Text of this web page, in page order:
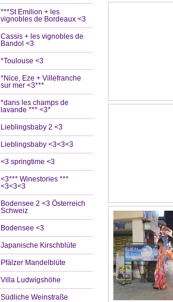
***St Emilion + les
vignobles de Bordeaux <3
Cassis + les vignobles de
Bandol <3
*Toulouse <3
*Nice, Eze + Villefranche
sur mer <3***
*dans les champs de
lavande *** <3*
Lieblingsbaby 2 <3
Lieblingsbaby <3<3<3
<3 springtime <3
<3*** Winestories ***
<3<3<3
Bodensee 2 <3 Österreich
Schweiz
Bodensee <3
Japanische Kirschblüte
Pfälzer Mandelblüte
Villa Ludwigshöhe
Südliche Weinstraße